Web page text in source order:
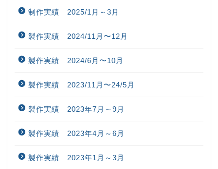
制作実績｜2025/1月～3月
製作実績｜2024/11月〜12月
製作実績｜2024/6月〜10月
製作実績｜2023/11月〜24/5月
製作実績｜2023年7月～9月
製作実績｜2023年4月～6月
製作実績｜2023年1月～3月